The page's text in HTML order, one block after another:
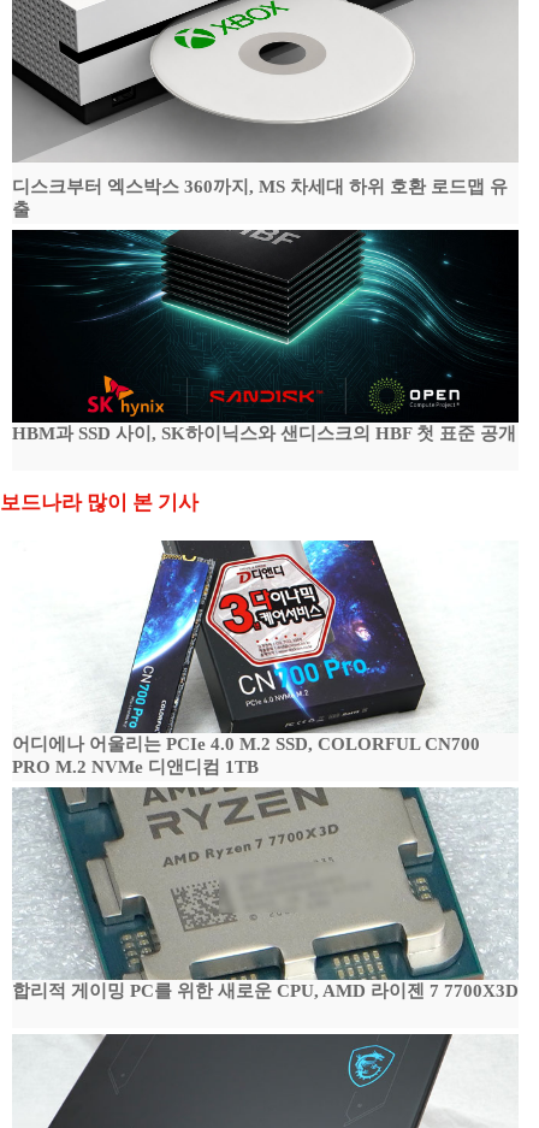
디스크부터 엑스박스 360까지, MS 차세대 하위 호환 로드맵 유
출
HBM과 SSD 사이, SK하이닉스와 샌디스크의 HBF 첫 표준 공개
보드나라 많이 본 기사
어디에나 어울리는 PCIe 4.0 M.2 SSD, COLORFUL CN700
PRO M.2 NVMe 디앤디컴 1TB
합리적 게이밍 PC를 위한 새로운 CPU, AMD 라이젠 7 7700X3D